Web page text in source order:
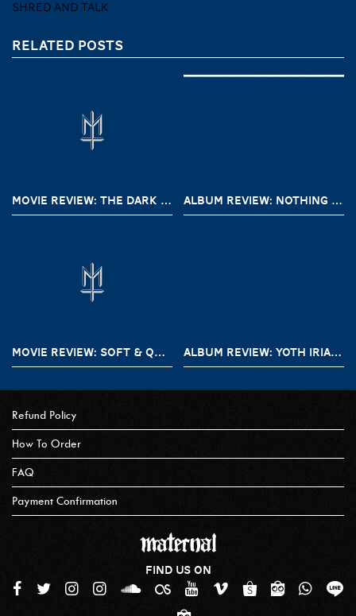
SHRED AND TALK
RELATED POSTS
MOVIE REVIEW: THE DARK AND THE WICKED (2020) ALBUM REVIEW: NOTHING – A SHORT HISTORY OF DECAY
MOVIE REVIEW: SOFT & QUIET (2022) ALBUM REVIEW: YOTH IRIA – GONE WITH THE DEVIL
Refund Policy
How To Order
FAQ
Payment Confirmation
FIND US ON